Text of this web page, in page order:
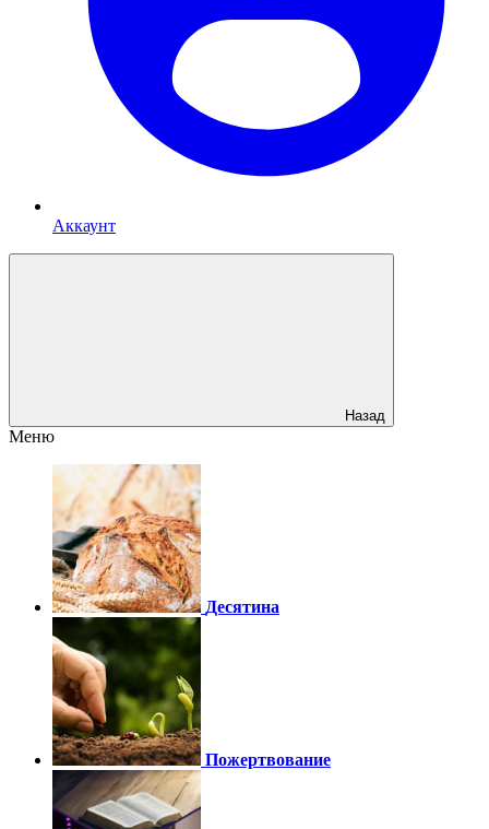
Аккаунт
Назад
Меню
Десятина
Пожертвование